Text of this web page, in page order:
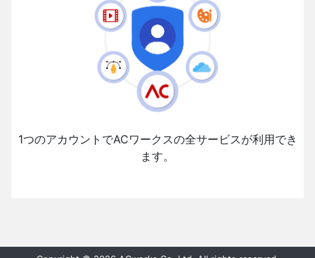
1つのアカウントでACワークスの全サービスが利用でき
ます。